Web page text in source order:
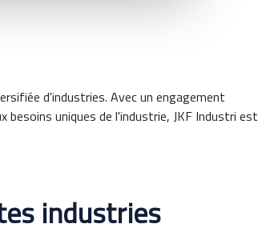
d'industries. Avec un engagement
besoins uniques de l'industrie, JKF Industri est
industries